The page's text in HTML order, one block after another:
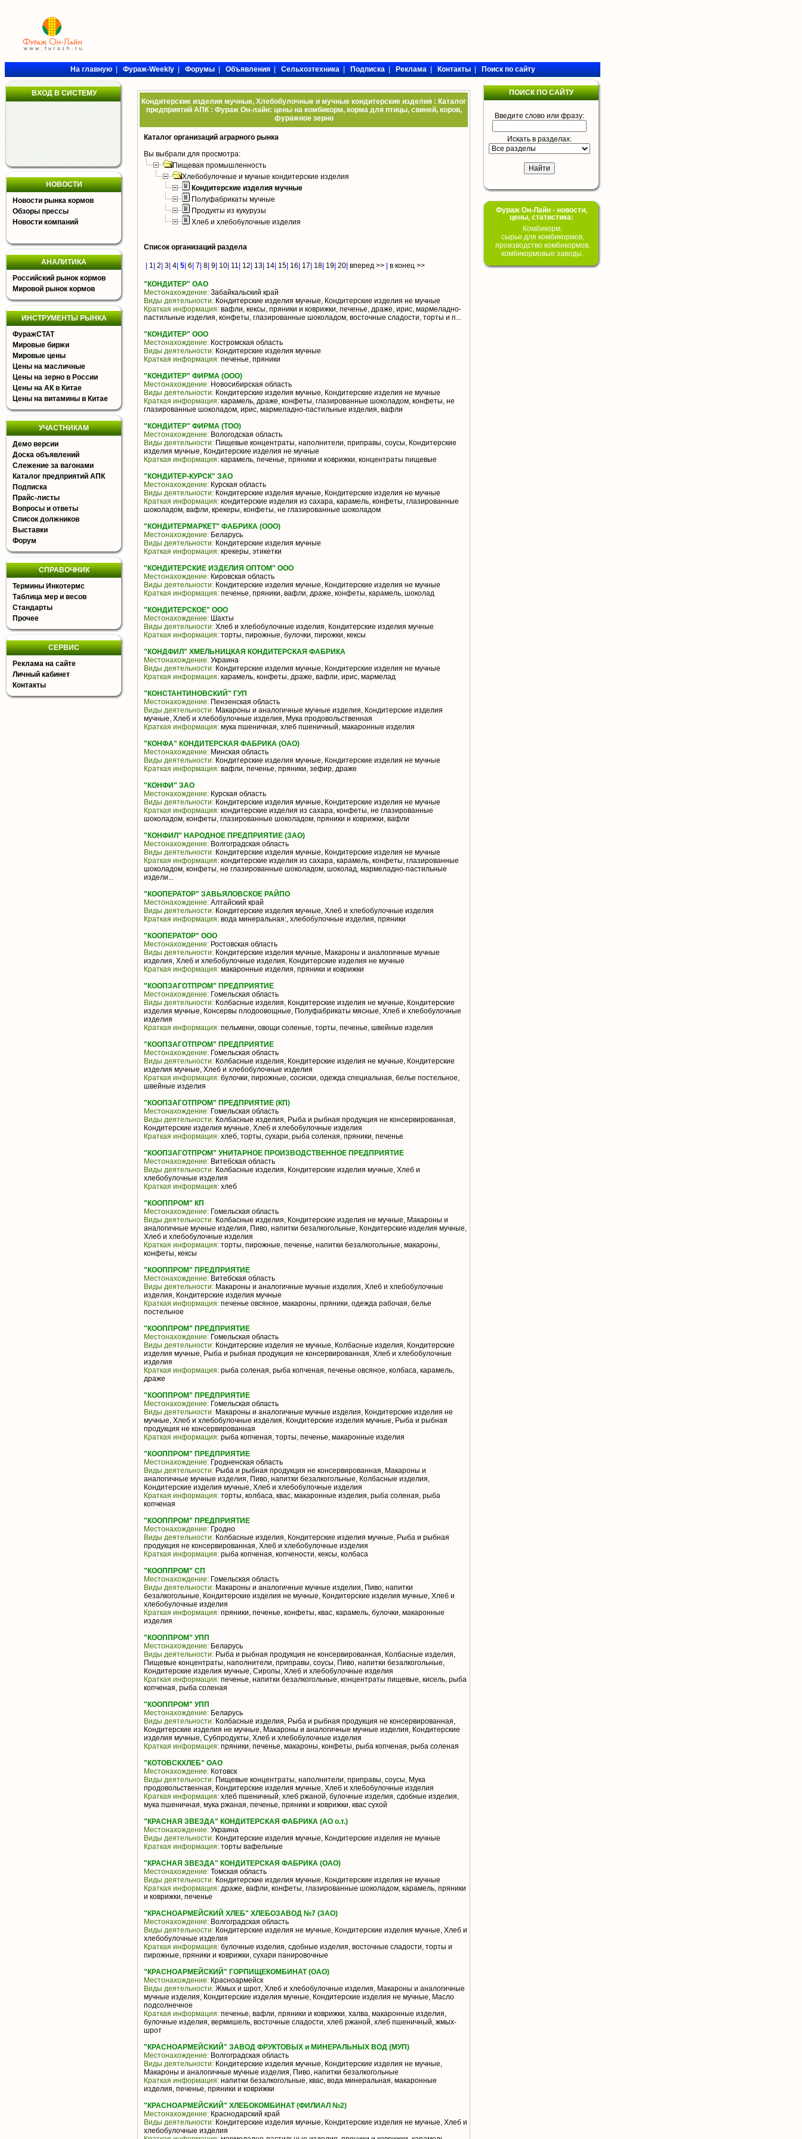
На главную|Фураж-Weekly|Форумы|Объявления|Сельхозтехника|Подписка|Реклама|Контакты|Поиск по сайту
ВХОД В СИСТЕМУ
НОВОСТИ
Новости рынка кормов
Обзоры прессы
Новости компаний
АНАЛИТИКА
Российский рынок кормов
Мировой рынок кормов
ИНСТРУМЕНТЫ РЫНКА
ФуражСТАТ
Мировые биржи
Мировые цены
Цены на масличные
Цены на зерно в России
Цены на АК в Китае
Цены на витамины в Китае
УЧАСТНИКАМ
Демо версии
Доска объявлений
Слежение за вагонами
Каталог предприятий АПК
Подписка
Прайс-листы
Вопросы и ответы
Список должников
Выставки
Форум
СПРАВОЧНИК
Термины Инкотермс
Таблица мер и весов
Стандарты
Прочее
СЕРВИС
Реклама на сайте
Личный кабинет
Контакты
Кондитерские изделия мучные, Хлебобулочные и мучные кондитерские изделия : Каталог
предприятий АПК : Фураж Он-лайн: цены на комбикорм, корма для птицы, свиней, коров,
фуражное зерно
Каталог организаций аграрного рынка
Вы выбрали для просмотра:
Пищевая промышленность
Хлебобулочные и мучные кондитерские изделия
Кондитерские изделия мучные
Полуфабрикаты мучные
Продукты из кукурузы
Хлеб и хлебобулочные изделия
Список организаций раздела
1 2 3 4 5 6 7 8 9 10 11 12 13 14 15 16 17 18 19 20 вперед >> в конец >>
"КОНДИТЕР" ОАО
Местонахождение: Забайкальский край
Виды деятельности: Кондитерские изделия мучные, Кондитерские изделия не мучные
Краткая информация: вафли, кексы, пряники и коврижки, печенье, драже, ирис, мармеладно-
пастильные изделия, конфеты, глазированные шоколадом, восточные сладости, торты и п...
"КОНДИТЕР" ООО
Местонахождение: Костромская область
Виды деятельности: Кондитерские изделия мучные
Краткая информация: печенье, пряники
"КОНДИТЕР" ФИРМА (ООО)
Местонахождение: Новосибирская область
Виды деятельности: Кондитерские изделия мучные, Кондитерские изделия не мучные
Краткая информация: карамель, драже, конфеты, глазированные шоколадом, конфеты, не
глазированные шоколадом, ирис, мармеладно-пастильные изделия, вафли
"КОНДИТЕР" ФИРМА (ТОО)
Местонахождение: Вологодская область
Виды деятельности: Пищевые концентраты, наполнители, приправы, соусы, Кондитерские
изделия мучные, Кондитерские изделия не мучные
Краткая информация: карамель, печенье, пряники и коврижки, концентраты пищевые
"КОНДИТЕР-КУРСК" ЗАО
Местонахождение: Курская область
Виды деятельности: Кондитерские изделия мучные, Кондитерские изделия не мучные
Краткая информация: кондитерские изделия из сахара, карамель, конфеты, глазированные
шоколадом, вафли, крекеры, конфеты, не глазированные шоколадом
"КОНДИТЕРМАРКЕТ" ФАБРИКА (ООО)
Местонахождение: Беларусь
Виды деятельности: Кондитерские изделия мучные
Краткая информация: крекеры, этикетки
"КОНДИТЕРСКИЕ ИЗДЕЛИЯ ОПТОМ" ООО
Местонахождение: Кировская область
Виды деятельности: Кондитерские изделия мучные, Кондитерские изделия не мучные
Краткая информация: печенье, пряники, вафли, драже, конфеты, карамель, шоколад
"КОНДИТЕРСКОЕ" ООО
Местонахождение: Шахты
Виды деятельности: Хлеб и хлебобулочные изделия, Кондитерские изделия мучные
Краткая информация: торты, пирожные, булочки, пирожки, кексы
"КОНДФИЛ" ХМЕЛЬНИЦКАЯ КОНДИТЕРСКАЯ ФАБРИКА
Местонахождение: Украина
Виды деятельности: Кондитерские изделия мучные, Кондитерские изделия не мучные
Краткая информация: карамель, конфеты, драже, вафли, ирис, мармелад
"КОНСТАНТИНОВСКИЙ" ГУП
Местонахождение: Пензенская область
Виды деятельности: Макароны и аналогичные мучные изделия, Кондитерские изделия
мучные, Хлеб и хлебобулочные изделия, Мука продовольственная
Краткая информация: мука пшеничная, хлеб пшеничный, макаронные изделия
"КОНФА" КОНДИТЕРСКАЯ ФАБРИКА (ОАО)
Местонахождение: Минская область
Виды деятельности: Кондитерские изделия мучные, Кондитерские изделия не мучные
Краткая информация: вафли, печенье, пряники, зефир, драже
"КОНФИ" ЗАО
Местонахождение: Курская область
Виды деятельности: Кондитерские изделия мучные, Кондитерские изделия не мучные
Краткая информация: кондитерские изделия из сахара, конфеты, не глазированные
шоколадом, конфеты, глазированные шоколадом, пряники и коврижки, вафли
"КОНФИЛ" НАРОДНОЕ ПРЕДПРИЯТИЕ (ЗАО)
Местонахождение: Волгоградская область
Виды деятельности: Кондитерские изделия мучные, Кондитерские изделия не мучные
Краткая информация: кондитерские изделия из сахара, карамель, конфеты, глазированные
шоколадом, конфеты, не глазированные шоколадом, шоколад, мармеладно-пастильные
издели...
"КООПЕРАТОР" ЗАВЬЯЛОВСКОЕ РАЙПО
Местонахождение: Алтайский край
Виды деятельности: Кондитерские изделия мучные, Хлеб и хлебобулочные изделия
Краткая информация: вода минеральная:, хлебобулочные изделия, пряники
"КООПЕРАТОР" ООО
Местонахождение: Ростовская область
Виды деятельности: Кондитерские изделия мучные, Макароны и аналогичные мучные
изделия, Хлеб и хлебобулочные изделия, Кондитерские изделия не мучные
Краткая информация: макаронные изделия, пряники и коврижки
"КООПЗАГОТПРОМ" ПРЕДПРИЯТИЕ
Местонахождение: Гомельская область
Виды деятельности: Колбасные изделия, Кондитерские изделия не мучные, Кондитерские
изделия мучные, Консервы плодоовощные, Полуфабрикаты мясные, Хлеб и хлебобулочные
изделия
Краткая информация: пельмени, овощи соленые, торты, печенье, швейные изделия
"КООПЗАГОТПРОМ" ПРЕДПРИЯТИЕ
Местонахождение: Гомельская область
Виды деятельности: Колбасные изделия, Кондитерские изделия не мучные, Кондитерские
изделия мучные, Хлеб и хлебобулочные изделия
Краткая информация: булочки, пирожные, сосиски, одежда специальная, белье постельное,
швейные изделия
"КООПЗАГОТПРОМ" ПРЕДПРИЯТИЕ (КП)
Местонахождение: Гомельская область
Виды деятельности: Колбасные изделия, Рыба и рыбная продукция не консервированная,
Кондитерские изделия мучные, Хлеб и хлебобулочные изделия
Краткая информация: хлеб, торты, сухари, рыба соленая, пряники, печенье
"КООПЗАГОТПРОМ" УНИТАРНОЕ ПРОИЗВОДСТВЕННОЕ ПРЕДПРИЯТИЕ
Местонахождение: Витебская область
Виды деятельности: Колбасные изделия, Кондитерские изделия мучные, Хлеб и
хлебобулочные изделия
Краткая информация: хлеб
"КООППРОМ" КП
Местонахождение: Гомельская область
Виды деятельности: Колбасные изделия, Кондитерские изделия не мучные, Макароны и
аналогичные мучные изделия, Пиво, напитки безалкогольные, Кондитерские изделия мучные,
Хлеб и хлебобулочные изделия
Краткая информация: торты, пирожные, печенье, напитки безалкогольные, макароны,
конфеты, кексы
"КООППРОМ" ПРЕДПРИЯТИЕ
Местонахождение: Витебская область
Виды деятельности: Макароны и аналогичные мучные изделия, Хлеб и хлебобулочные
изделия, Кондитерские изделия мучные
Краткая информация: печенье овсяное, макароны, пряники, одежда рабочая, белье
постельное
"КООППРОМ" ПРЕДПРИЯТИЕ
Местонахождение: Гомельская область
Виды деятельности: Кондитерские изделия не мучные, Колбасные изделия, Кондитерские
изделия мучные, Рыба и рыбная продукция не консервированная, Хлеб и хлебобулочные
изделия
Краткая информация: рыба соленая, рыба копченая, печенье овсяное, колбаса, карамель,
драже
"КООППРОМ" ПРЕДПРИЯТИЕ
Местонахождение: Гомельская область
Виды деятельности: Макароны и аналогичные мучные изделия, Кондитерские изделия не
мучные, Хлеб и хлебобулочные изделия, Кондитерские изделия мучные, Рыба и рыбная
продукция не консервированная
Краткая информация: рыба копченая, торты, печенье, макаронные изделия
"КООППРОМ" ПРЕДПРИЯТИЕ
Местонахождение: Гродненская область
Виды деятельности: Рыба и рыбная продукция не консервированная, Макароны и
аналогичные мучные изделия, Пиво, напитки безалкогольные, Колбасные изделия,
Кондитерские изделия мучные, Хлеб и хлебобулочные изделия
Краткая информация: торты, колбаса, квас, макаронные изделия, рыба соленая, рыба
копченая
"КООППРОМ" ПРЕДПРИЯТИЕ
Местонахождение: Гродно
Виды деятельности: Колбасные изделия, Кондитерские изделия мучные, Рыба и рыбная
продукция не консервированная, Хлеб и хлебобулочные изделия
Краткая информация: рыба копченая, копчености, кексы, колбаса
"КООППРОМ" СП
Местонахождение: Гомельская область
Виды деятельности: Макароны и аналогичные мучные изделия, Пиво, напитки
безалкогольные, Кондитерские изделия не мучные, Кондитерские изделия мучные, Хлеб и
хлебобулочные изделия
Краткая информация: пряники, печенье, конфеты, квас, карамель, булочки, макаронные
изделия
"КООППРОМ" УПП
Местонахождение: Беларусь
Виды деятельности: Рыба и рыбная продукция не консервированная, Колбасные изделия,
Пищевые концентраты, наполнители, приправы, соусы, Пиво, напитки безалкогольные,
Кондитерские изделия мучные, Сиропы, Хлеб и хлебобулочные изделия
Краткая информация: печенье, напитки безалкогольные, концентраты пищевые, кисель, рыба
копченая, рыба соленая
"КООППРОМ" УПП
Местонахождение: Беларусь
Виды деятельности: Колбасные изделия, Рыба и рыбная продукция не консервированная,
Кондитерские изделия не мучные, Макароны и аналогичные мучные изделия, Кондитерские
изделия мучные, Субпродукты, Хлеб и хлебобулочные изделия
Краткая информация: пряники, печенье, макароны, конфеты, рыба копченая, рыба соленая
"КОТОВСКХЛЕБ" ОАО
Местонахождение: Котовск
Виды деятельности: Пищевые концентраты, наполнители, приправы, соусы, Мука
продовольственная, Кондитерские изделия мучные, Хлеб и хлебобулочные изделия
Краткая информация: хлеб пшеничный, хлеб ржаной, булочные изделия, сдобные изделия,
мука пшеничная, мука ржаная, печенье, пряники и коврижки, квас сухой
"КРАСНАЯ ЗВЕЗДА" КОНДИТЕРСКАЯ ФАБРИКА (АО о.т.)
Местонахождение: Украина
Виды деятельности: Кондитерские изделия мучные, Кондитерские изделия не мучные
Краткая информация: торты вафельные
"КРАСНАЯ ЗВЕЗДА" КОНДИТЕРСКАЯ ФАБРИКА (ОАО)
Местонахождение: Томская область
Виды деятельности: Кондитерские изделия мучные, Кондитерские изделия не мучные
Краткая информация: драже, вафли, конфеты, глазированные шоколадом, карамель, пряники
и коврижки, печенье
"КРАСНОАРМЕЙСКИЙ ХЛЕБ" ХЛЕБОЗАВОД №7 (ЗАО)
Местонахождение: Волгоградская область
Виды деятельности: Кондитерские изделия не мучные, Кондитерские изделия мучные, Хлеб и
хлебобулочные изделия
Краткая информация: булочные изделия, сдобные изделия, восточные сладости, торты и
пирожные, пряники и коврижки, сухари панировочные
"КРАСНОАРМЕЙСКИЙ" ГОРПИЩЕКОМБИНАТ (ОАО)
Местонахождение: Красноармейск
Виды деятельности: Жмых и шрот, Хлеб и хлебобулочные изделия, Макароны и аналогичные
мучные изделия, Кондитерские изделия мучные, Кондитерские изделия не мучные, Масло
подсолнечное
Краткая информация: печенье, вафли, пряники и коврижки, халва, макаронные изделия,
булочные изделия, вермишель, восточные сладости, хлеб ржаной, хлеб пшеничный, жмых-
шрот
"КРАСНОАРМЕЙСКИЙ" ЗАВОД ФРУКТОВЫХ и МИНЕРАЛЬНЫХ ВОД (МУП)
Местонахождение: Волгоградская область
Виды деятельности: Кондитерские изделия мучные, Кондитерские изделия не мучные,
Макароны и аналогичные мучные изделия, Пиво, напитки безалкогольные
Краткая информация: напитки безалкогольные, квас, вода минеральная, макаронные
изделия, печенье, пряники и коврижки
"КРАСНОАРМЕЙСКИЙ" ХЛЕБОКОМБИНАТ (ФИЛИАЛ №2)
Местонахождение: Краснодарский край
Виды деятельности: Кондитерские изделия мучные, Кондитерские изделия не мучные, Хлеб и
хлебобулочные изделия
ПОИСК ПО САЙТУ
Введите слово или фразу:
Искать в разделах:
Фураж Он-Лайн - новости,
цены, статистика:
Комбикорм,
сырье для комбикормов,
производство комбикормов,
комбикормовые заводы.